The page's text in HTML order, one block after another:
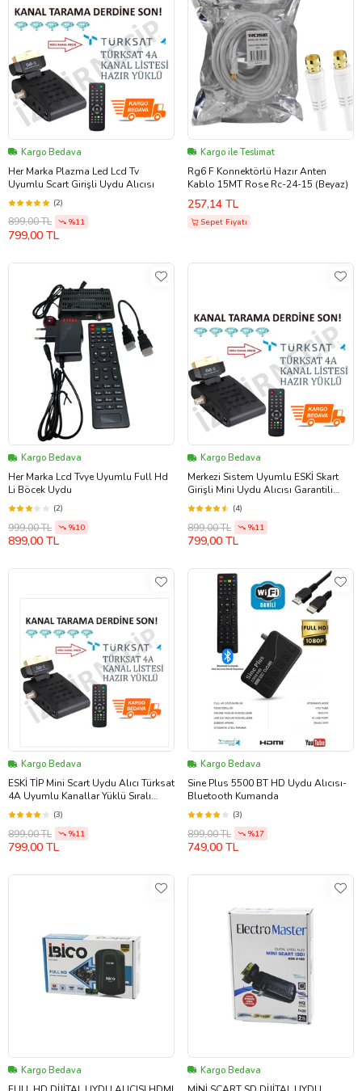
Kargo Bedava
Her Marka Plazma Led Lcd Tv
Uyumlu Scart Girişli Uydu Alıcısı
(2)
899,00 TL %11
799,00 TL
Kargo ile Teslimat
Rg6 F Konnektörlü Hazır Anten
Kablo 15MT Rose Rc-24-15 (Beyaz)
257,14 TL
Sepet Fiyatı
Kargo Bedava
Her Marka Lcd Tvye Uyumlu Full Hd
Li Böcek Uydu
(2)
999,00 TL %10
899,00 TL
Kargo Bedava
Merkezi Sistem Uyumlu ESKİ Skart
Girişli Mini Uydu Alıcısı Garantili
İNCE LCD TVLERE OLMAZ
(4)
899,00 TL %11
799,00 TL
Kargo Bedava
ESKİ TİP Mini Scart Uydu Alıcı Türksat
4A Uyumlu Kanallar Yüklü Sıralı
İNCE LCD TVLERE OLMAZZ
(3)
899,00 TL %11
799,00 TL
Kargo Bedava
Sine Plus 5500 BT HD Uydu Alıcısı-
Bluetooth Kumanda
(3)
899,00 TL %17
749,00 TL
Kargo Bedava Kargo Bedava